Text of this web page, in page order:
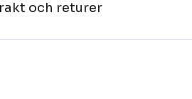
och returer